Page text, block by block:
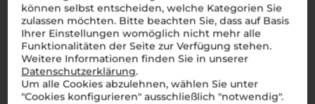
können selbst entscheiden, welche Kategorien Sie
zulassen möchten. Bitte beachten Sie, dass auf Basis
Ihrer Einstellungen womöglich nicht mehr alle
Funktionalitäten der Seite zur Verfügung stehen.
Weitere Informationen finden Sie in unserer
Datenschutzerklärung.
Um alle Cookies abzulehnen, wählen Sie unter
"Cookies konfigurieren" ausschließlich "notwendig".